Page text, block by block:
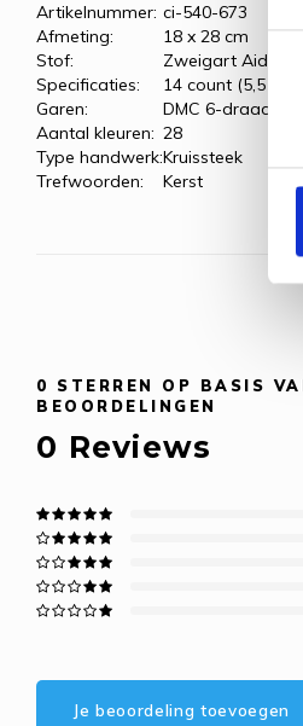
Artikelnummer: ci-540-673
Afmeting:
18 x 28 cm
Stof:
Zweigart Aida,
Specificaties:
14 count (5,5 kr/
Garen:
DMC 6-draads
Aantal kleuren: 28
Type handwerk:Kruissteek
Trefwoorden:
Kerst
0 STERREN OP BASIS
BEOORDELINGEN
0 Reviews
Je beoordeling toevoegen